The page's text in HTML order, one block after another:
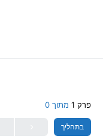
פרק 1 מתוך 0
בתהליך